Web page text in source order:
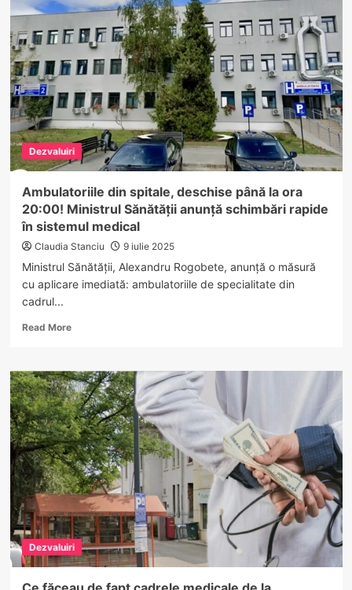
scumpesc
la
august:
prețurile
vor
crește la
pompă
cu
până
la
de
bani/litru
Dezvaluiri
Ambulatoriile din spitale, deschise până la ora
20:00! Ministrul Sănătății anunță schimbări rapide
în sistemul medical
Claudia Stanciu 9 iulie 2025
Ministrul Sănătății, Alexandru Rogobete, anunță o măsură
cu aplicare imediată: ambulatoriile de specialitate din
cadrul...
Read MoreRead
Ambulatoriile
din
spitale,
deschise
până
la
ora
20:00!
Ministrul
Sănătății
anunță
schimbări
rapide
în
Dezvaluiri